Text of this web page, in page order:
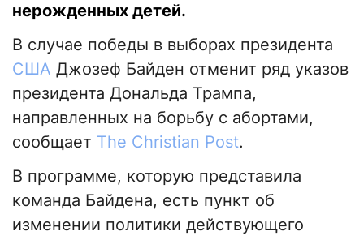
нерожденных детей.
В случае победы в выборах президента
США Джозеф Байден отменит ряд указов
президента Дональда Трампа,
направленных на борьбу с абортами,
сообщает The Christian Post.
В программе, которую представила
команда Байдена, есть пункт об
изменении политики действующего